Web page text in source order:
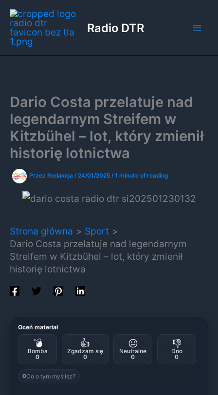
Przejdź
do
treści
Radio DTR
Dario Costa przelatuje nad
legendarnym Streifem w
Kitzbühel – lot, który zmienił
historię lotnictwa
Przez Redakcja /24/01/2025 /1 minute of reading
Strona główna
Sport
Dario Costa przelatuje nad legendarnym
Streifem w Kitzbühel – lot, który zmienił
historię lotnictwa
Oceń materiał
💣
Bomba
0
👍
Zgadzam się
0
😐
Neutralne
0
👎
Dno
0
0Co o tym myślisz?